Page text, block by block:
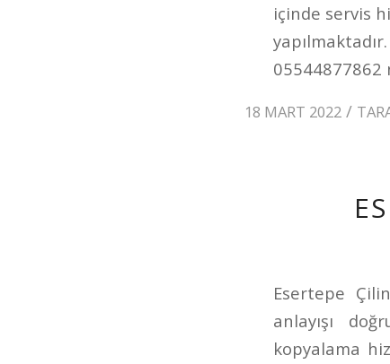
içinde servis
18 MART 2022 /
Esertepe
anlayışı
kopyalama